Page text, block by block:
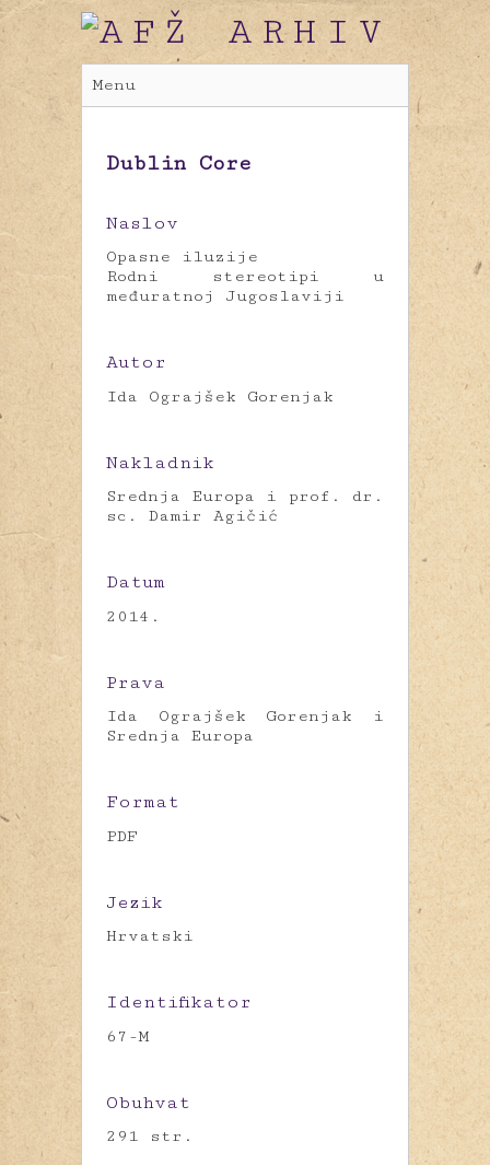
Menu
Dublin Core
Naslov
Opasne iluzije
Rodni stereotipi u
međuratnoj Jugoslaviji
Autor
Ida Ograjšek Gorenjak
Nakladnik
Srednja Europa i prof. dr.
sc. Damir Agičić
Datum
2014.
Prava
Ida Ograjšek Gorenjak i
Srednja Europa
Format
PDF
Jezik
Hrvatski
Identifikator
67-M
Obuhvat
291 str.